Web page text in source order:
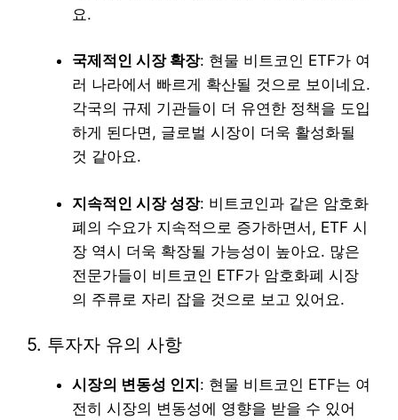
요.
국제적인 시장 확장: 현물 비트코인 ETF가 여
러 나라에서 빠르게 확산될 것으로 보이네요.
각국의 규제 기관들이 더 유연한 정책을 도입
하게 된다면, 글로벌 시장이 더욱 활성화될
것 같아요.
지속적인 시장 성장: 비트코인과 같은 암호화
폐의 수요가 지속적으로 증가하면서, ETF 시
장 역시 더욱 확장될 가능성이 높아요. 많은
전문가들이 비트코인 ETF가 암호화폐 시장
의 주류로 자리 잡을 것으로 보고 있어요.
5. 투자자 유의 사항
시장의 변동성 인지 : 현물 비트코인 ETF는 여
전히 시장의 변동성에 영향을 받을 수 있어